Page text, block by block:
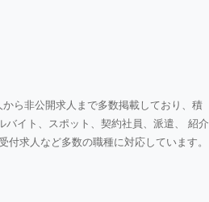
ら非公開求人まで多数掲載しており、積
イト、スポット、契約社員、派遣、 紹介
付求人など多数の職種に対応しています。